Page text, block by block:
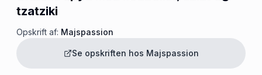
tzatziki
Opskrift af: Majspassion
Se opskriften hos Majspassion